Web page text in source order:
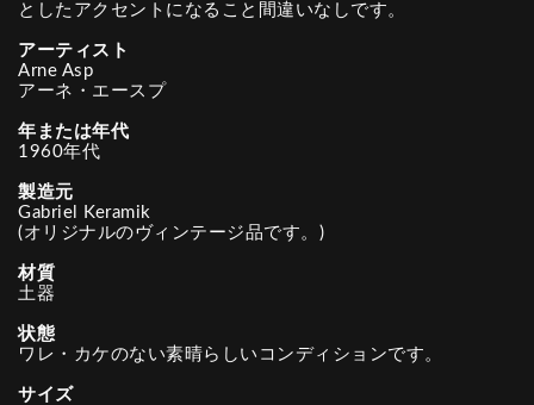
としたアクセントになること間違いなしです。
アーティスト
Arne Asp
アーネ・エースプ
年または年代
1960年代
製造元
Gabriel Keramik
(オリジナルのヴィンテージ品です。)
材質
土器
状態
ワレ・カケのない素晴らしいコンディションです。
サイズ